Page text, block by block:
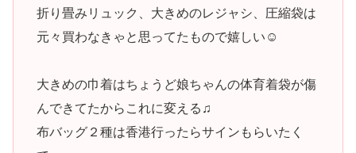
折り畳みリュック、大きめのレジャシ、圧縮袋は
元々買わなきゃと思ってたもので嬉しい☺️
大きめの巾着はちょうど娘ちゃんの体育着袋が傷
んできてたからこれに変える♫
布バッグ２種は香港行ったらサインもらいたく